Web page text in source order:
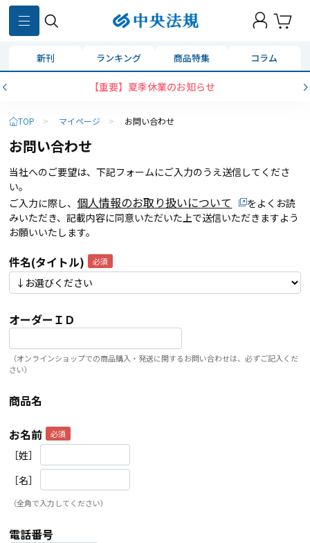
新刊 ランキング 商品特集 コラム
【重要】夏季休業のお知らせ
TOP > マイページ > お問い合わせ
お問い合わせ
当社へのご要望は、下記フォームにご入力のうえ送信してくださ
い。
ご入力に際し、 個人情報のお取り扱いについて
をよくお読
みいただき、記載内容に同意いただいた上で送信いただきますよう
お願いいたします。
件名(タイトル)
オーダーＩＤ
（オンラインショップでの商品購入・発送に関するお問い合わせは、必ずご記入くだ
さい）
商品名
お名前
［姓］
［名］
（全角で入力してください）
電話番号